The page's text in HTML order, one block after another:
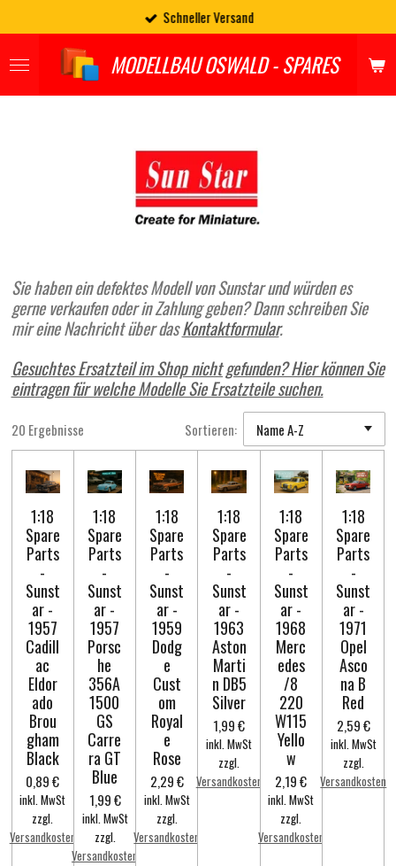
Hauptinhalt
springen
MODELLBAU OSWALD - SPARES
Schneller Versand
Sie haben ein defektes Modell von Sunstar und würden es
gerne verkaufen oder in Zahlung geben? Dann schreiben Sie
mir eine Nachricht über dasKontaktformular.
Gesuchtes Ersatzteil im Shop nicht gefunden? Hier können Sie
eintragen für welche Modelle Sie Ersatzteile suchen.
20 Ergebnisse Sortieren:
1:18
Spare
Parts
-
Sunst
ar -
1957
Cadill
ac
Eldor
ado
Brou
gham
Black
0,89 €
inkl. MwSt
zzgl.
Versandkosten
1:18
Spare
Parts
-
Sunst
ar -
1957
Porsc
he
356A
1500
GS
Carre
ra GT
Blue
1,99 €
inkl. MwSt
zzgl.
Versandkosten
1:18
Spare
Parts
-
Sunst
ar -
1959
Dodg
e
Cust
om
Royal
e
Rose
2,29 €
inkl. MwSt
zzgl.
Versandkosten
1:18
Spare
Parts
-
Sunst
ar -
1963
Aston
Marti
n DB5
Silver
1,99 €
inkl. MwSt
zzgl.
Versandkosten
1:18
Spare
Parts
-
Sunst
ar -
1968
Merc
edes
/8
220
W115
Yello
w
2,19 €
inkl. MwSt
zzgl.
Versandkosten
1:18
Spare
Parts
-
Sunst
ar -
1971
Opel
Asco
na B
Red
2,59 €
inkl. MwSt
zzgl.
Versandkosten